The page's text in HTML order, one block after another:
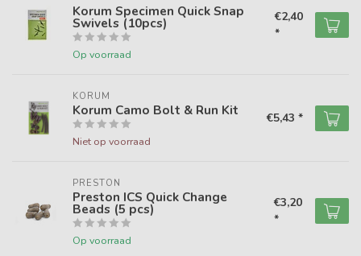
Korum Specimen Quick Snap
Swivels (10pcs)
Op voorraad
€2,40
*
KORUM
Korum Camo Bolt & Run Kit
Niet op voorraad
€5,43 *
PRESTON
Preston ICS Quick Change
Beads (5 pcs)
Op voorraad
€3,20
*